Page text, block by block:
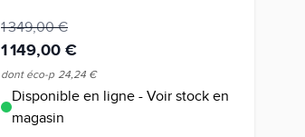
1 349,00 €
1 149,00 €
dont éco-p 24,24 €
Disponible en ligne - Voir stock en
magasin